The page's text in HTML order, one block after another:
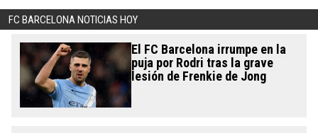
FC BARCELONA NOTICIAS HOY
El FC Barcelona irrumpe en la
puja por Rodri tras la grave
lesión de Frenkie de Jong